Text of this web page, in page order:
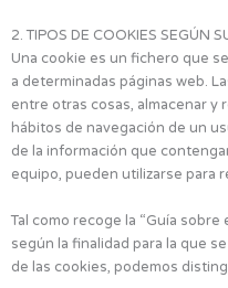
2. TIPOS DE COOKIES SEGÚN
Una cookie es un fichero que
a determinadas páginas web.
entre otras cosas, almacenar y
hábitos de navegación de un
de la información que
equipo, pueden utilizarse para
Tal como recoge la “Guía sobre
según la finalidad para la que
de las cookies, podemos